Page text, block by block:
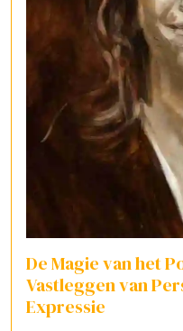
De Magie van het
Vastleggen van
Expressie